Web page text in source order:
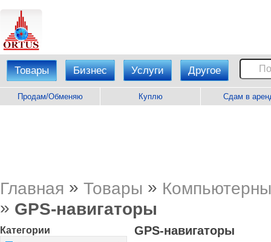
Товары Бизнес Услуги Другое
Продам/Обменяю Куплю Сдам в
Главная » Товары »
» GPS-навигаторы
Категории GPS-навигаторы